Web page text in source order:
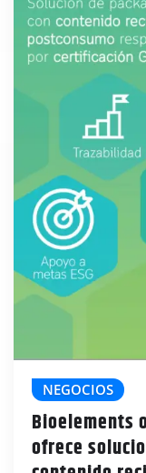
NEGOCIOS
Bioelements
ofrece